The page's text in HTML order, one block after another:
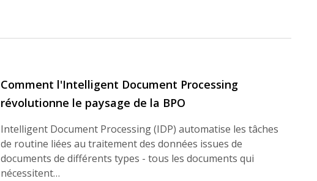
Comment l'Intelligent Document Processing
révolutionne le paysage de la BPO
Intelligent Document Processing (IDP) automatise les tâches
de routine liées au traitement des données issues de
documents de différents types - tous les documents qui
nécessitent…